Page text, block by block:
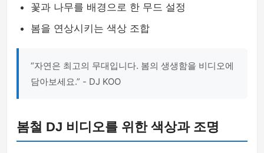
꽃과 나무를 배경으로 한 무드 설정
봄을 연상시키는 색상 조합
“자연은 최고의 무대입니다. 봄의 생생함을 비디오에
담아보세요.” - DJ KOO
봄철 DJ 비디오를 위한 색상과 조명